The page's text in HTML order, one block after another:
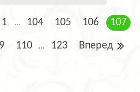
1 ... 104 105 106 107
110 ... 123 Вперед